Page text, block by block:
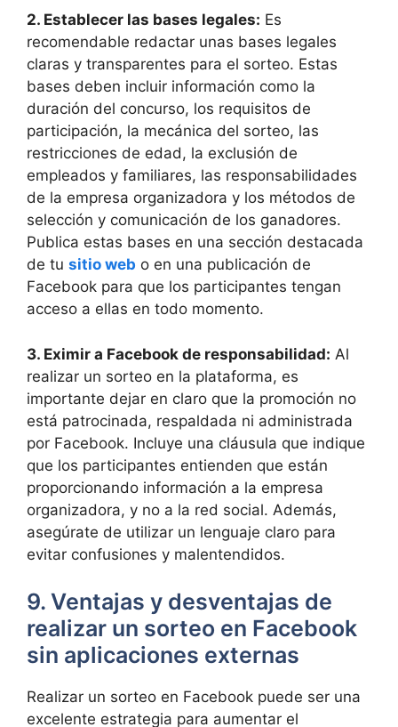
2. Establecer las bases legales: Es
recomendable redactar unas bases legales
claras y transparentes para el sorteo. Estas
bases deben incluir información como la
duración del concurso, los requisitos de
participación, la mecánica del sorteo, las
restricciones de edad, la exclusión de
empleados y familiares, las responsabilidades
de la empresa organizadora y los métodos de
selección y comunicación de los ganadores.
Publica estas bases en una sección destacada
de tu sitio web o en una publicación de
Facebook para que los participantes tengan
acceso a ellas en todo momento.
3. Eximir a Facebook de responsabilidad: Al
realizar un sorteo en la plataforma, es
importante dejar en claro que la promoción no
está patrocinada, respaldada ni administrada
por Facebook. Incluye una cláusula que indique
que los participantes entienden que están
proporcionando información a la empresa
organizadora, y no a la red social. Además,
asegúrate de utilizar un lenguaje claro para
evitar confusiones y malentendidos.
9. Ventajas y desventajas de
realizar un sorteo en Facebook
sin aplicaciones externas
Realizar un sorteo en Facebook puede ser una
excelente estrategia para aumentar el